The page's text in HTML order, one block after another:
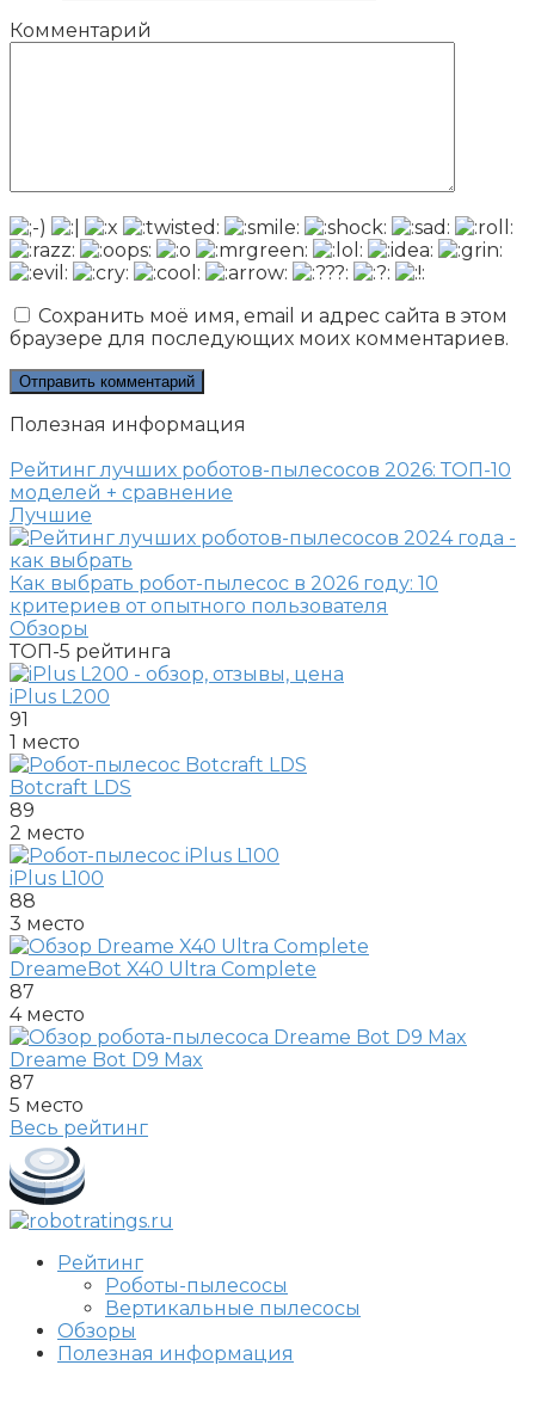
Комментарий
Сохранить моё имя, email и адрес сайта в этом
браузере для последующих моих комментариев.
Полезная информация
Рейтинг лучших роботов-пылесосов 2026: ТОП-10
моделей + сравнение
Лучшие
Как выбрать робот-пылесос в 2026 году: 10
критериев от опытного пользователя
Обзоры
ТОП-5 рейтинга
iPlus L200
91
1 место
Botcraft LDS
89
2 место
iPlus L100
88
3 место
DreameBot X40 Ultra Complete
87
4 место
Dreame Bot D9 Max
87
5 место
Весь рейтинг
Рейтинг
Роботы-пылесосы
Вертикальные пылесосы
Обзоры
Полезная информация